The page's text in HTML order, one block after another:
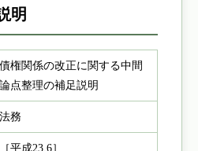
明
権関係の改正に関する中間
点整理の補足説明
務
平成23.6］